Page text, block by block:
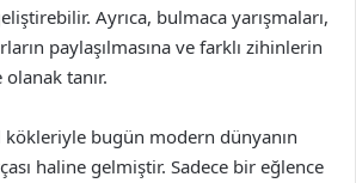
Ayrıca, bulmaca yarışmaları,
paylaşılmasına ve farklı zihinlerin
tanır.
kökleriyle bugün modern dünyanın
haline gelmiştir. Sadece bir eğlence